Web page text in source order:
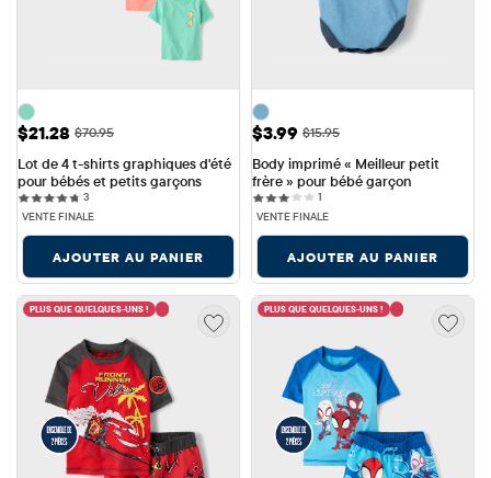
Prix ​​de vente: $21.28
$21.28 Prix ​​d'origine: $70.95
$70.95
Lot de 4 t-shirts graphiques d'été
pour bébés et petits garçons
33 reviews
VENTE FINALE
AJOUTER AU PANIER
Prix ​​de vente: $3.99
$3.99 Prix ​​d'origine: $15.95
$15.95
Body imprimé « Meilleur petit
frère » pour bébé garçon
1
VENTE FINALE
AJOUTER AU PANIER
PLUS QUE QUELQUES-UNS ! PLUS QUE QUELQUES-UNS !